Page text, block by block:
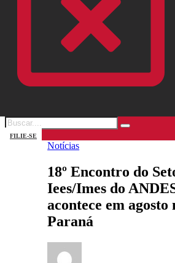
FILIE-SE
Notícias
18º Encontro do
Iees/Imes do
acontece em agosto
Paraná